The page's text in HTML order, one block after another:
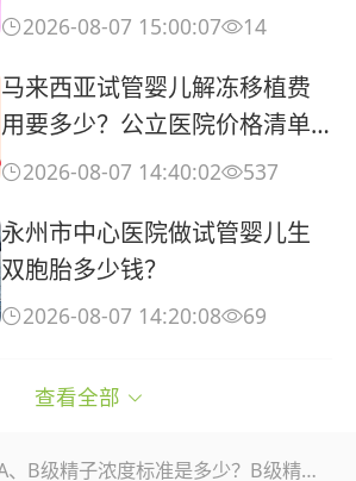
2026-08-07 15:00:0714
马来西亚试管婴儿解冻移植费
用要多少？公立医院价格清单
与省钱攻略
2026-08-07 14:40:02537
永州市中心医院做试管婴儿生
双胞胎多少钱？
2026-08-07 14:20:0869
海生殖医学中心如何？
 2026-08-07 14:00:08 384
查看全部 
A、B级精子浓度标准是多少？B级精子适合做试管婴儿吗？